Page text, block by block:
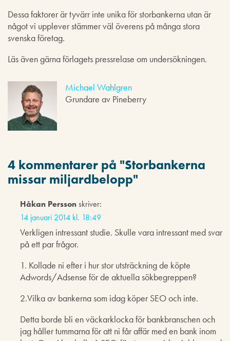
Dessa faktorer är tyvärr inte unika för storbankerna utan är
något vi upplever stämmer väl överens på många stora
svenska företag.
Läs även gärna förlagets pressrelase om undersökningen.
Michael Wahlgren
Grundare av Pineberry
4 kommentarer på "Storbankerna
missar miljardbelopp"
Håkan Perssonskriver:
14 januari 2014 kl. 18:49
Verkligen intressant studie. Skulle vara intressant med svar
på ett par frågor.
1. Kollade ni efter i hur stor utsträckning de köpte
Adwords/Adsense för de aktuella sökbegreppen?
2.Vilka av bankerna som idag köper SEO och inte.
Detta borde bli en väckarklocka för bankbranschen och
jag håller tummarna för att ni får affär med en bank inom